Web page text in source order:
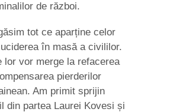
de război.
tot ce aparține celor
în masă a civililor.
lor vor merge la refacerea
pierderilor
Am primit sprijin
din partea Laurei Kovesi și